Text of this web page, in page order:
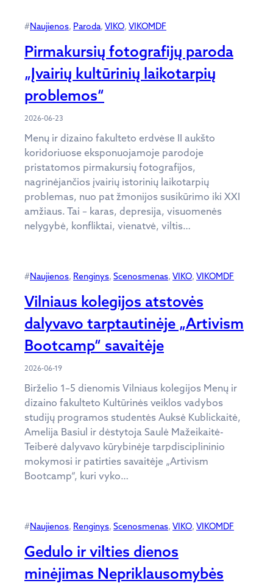
#Naujienos, Paroda, VIKO, VIKOMDF
Pirmakursių fotografijų paroda
„Įvairių kultūrinių laikotarpių
problemos“
2026-06-23
Menų ir dizaino fakulteto erdvėse II aukšto
koridoriuose eksponuojamoje parodoje
pristatomos pirmakursių fotografijos,
nagrinėjančios įvairių istorinių laikotarpių
problemas, nuo pat žmonijos susikūrimo iki XXI
amžiaus. Tai – karas, depresija, visuomenės
nelygybė, konfliktai, vienatvė, viltis…
#Naujienos, Renginys, Scenosmenas, VIKO, VIKOMDF
Vilniaus kolegijos atstovės
dalyvavo tarptautinėje „Artivism
Bootcamp“ savaitėje
2026-06-19
Birželio 1–5 dienomis Vilniaus kolegijos Menų ir
dizaino fakulteto Kultūrinės veiklos vadybos
studijų programos studentės Auksė Kublickaitė,
Amelija Basiul ir dėstytoja Saulė Mažeikaitė-
Teiberė dalyvavo kūrybinėje tarpdisciplininio
mokymosi ir patirties savaitėje „Artivism
Bootcamp“, kuri vyko…
#Naujienos, Renginys, Scenosmenas, VIKO, VIKOMDF
Gedulo ir vilties dienos
minėjimas Nepriklausomybės